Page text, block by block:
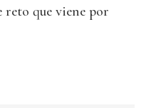
reto que viene por